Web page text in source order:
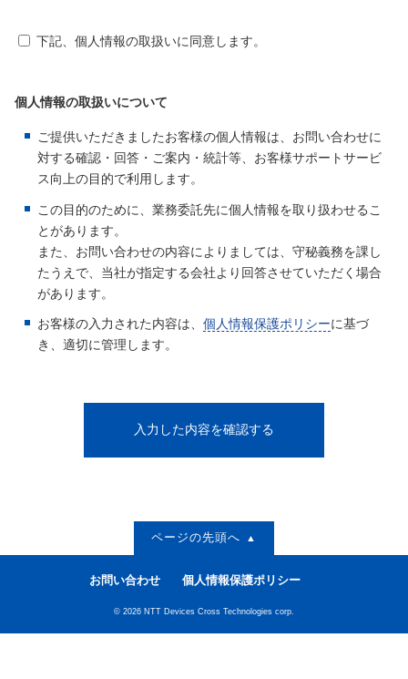
下記、個人情報の取扱いに同意します。
個人情報の取扱いについて
ご提供いただきましたお客様の個人情報は、お問い合わせに
対する確認・回答・ご案内・統計等、お客様サポートサービ
ス向上の目的で利用します。
この目的のために、業務委託先に個人情報を取り扱わせるこ
とがあります。
また、お問い合わせの内容によりましては、守秘義務を課し
たうえで、当社が指定する会社より回答させていただく場合
があります。
お客様の入力された内容は、 個人情報保護ポリシーに基づ
き、適切に管理します。
ページの先頭へ
お問い合わせ 個人情報保護ポリシー
© 2026 NTT Devices Cross Technologies corp.